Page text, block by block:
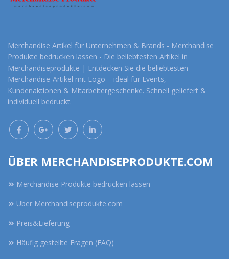
Merchandise Artikel für Unternehmen & Brands - Merchandise
Produkte bedrucken lassen - Die beliebtesten Artikel in
Merchandiseprodukte | Entdecken Sie die beliebtesten
Merchandise-Artikel mit Logo – ideal für Events,
Kundenaktionen & Mitarbeitergeschenke. Schnell geliefert &
individuell bedruckt.
ÜBER MERCHANDISEPRODUKTE.COM
Merchandise Produkte bedrucken lassen
Über Merchandiseprodukte.com
Preis&Lieferung
Häufig gestellte Fragen (FAQ)